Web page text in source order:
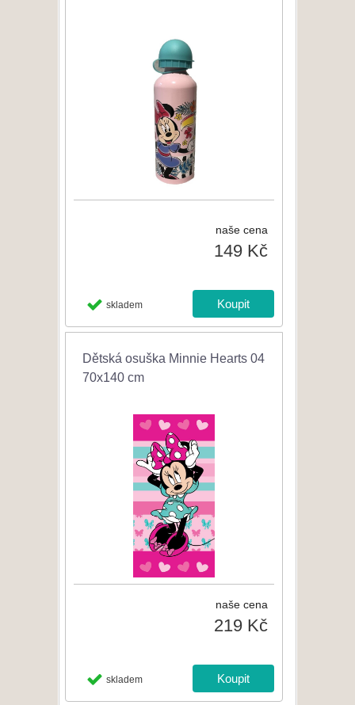
naše cena
149 Kč
skladem
Dětská osuška Minnie Hearts 04
70x140 cm
naše cena
219 Kč
skladem